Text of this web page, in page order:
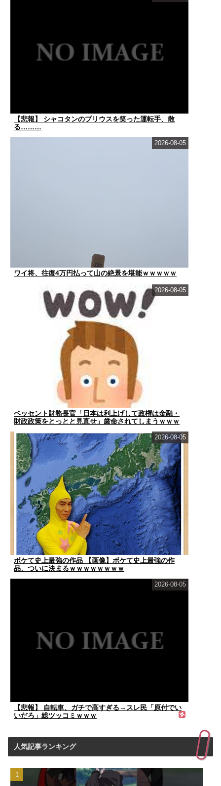
【悲報】 シャコタンのプリウスを笑った運転手、散
る………
ワイ将、往復4万円払って山の絶景を堪能ｗｗｗｗｗ
2026-08-05
ベッセント財務長官「日本は利上げして政権は金融・
財政政策をとっとと見直せ」厳命されてしまうｗｗｗ
2026-08-05
ボケて史上最強の作品 【画像】ボケて史上最強の作
品、ついに決まるｗｗｗｗｗｗｗｗ
2026-08-05
【悲報】 自転車、ガチで高すぎる→スレ民「原付でい
いだろ」総ツッコミｗｗｗ
2026-08-05
人気記事ランキング